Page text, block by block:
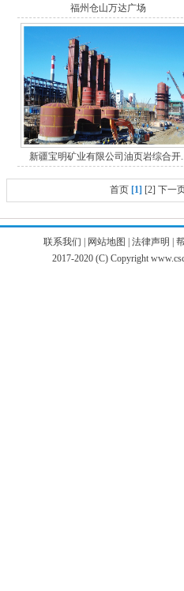
福州仓山万达广场
新疆宝明矿业有限公司油页岩综合开
首页 [1] [2] 下一
联系我们 网站地图 法律声明
2017-2020 (C) Copyright